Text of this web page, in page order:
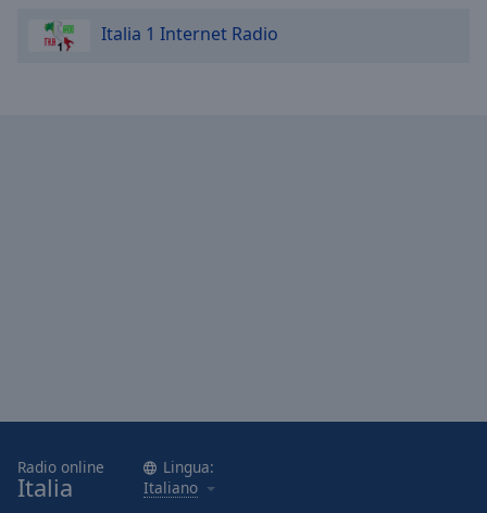
Italia 1 Internet Radio
Radio online
Italia
Lingua:
Italiano